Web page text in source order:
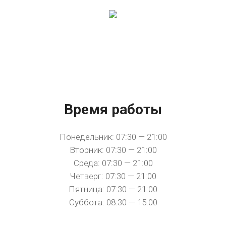
Время работы
Понедельник: 07:30 — 21:00
Вторник: 07:30 — 21:00
Среда: 07:30 — 21:00
Четверг: 07:30 — 21:00
Пятница: 07:30 — 21:00
Суббота: 08:30 — 15:00